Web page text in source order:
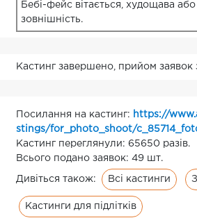
Бебі-фейс вітається, худощава
зовнішність.
Кастинг завершено, прийом заявок
Посилання на кастинг: https://
stings/for_photo_shoot/
Кастинг переглянули: 65650 разів.
Всього подано заявок: 49 шт.
Дивіться також: Всі кастинги
Кастинги для підлітків